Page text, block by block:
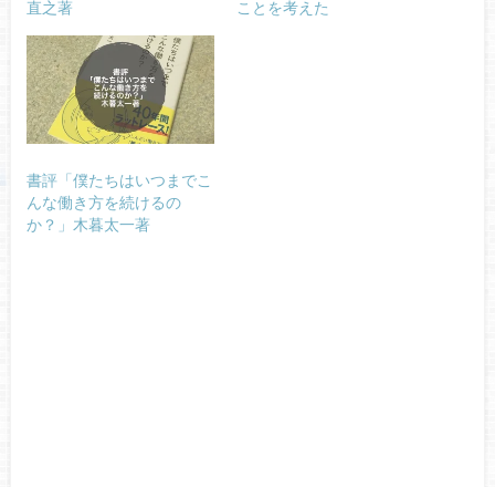
直之著 ことを考えた
書評「僕たちはいつまでこ
んな働き方を続けるの
か？」木暮太一著